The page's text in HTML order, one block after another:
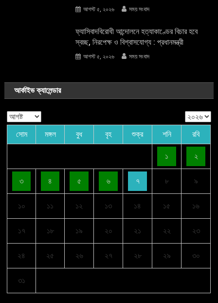
আগস্ট ৫, ২০২৬ সময় সংবাদ
ফ্যাসিবাদবিরোধী আন্দোলনে হত্যাকাণ্ডের বিচার হবে
স্বচ্ছ, নিরপেক্ষ ও বিশ্বাসযোগ্য : প্রধানমন্ত্রী
আগস্ট ৫, ২০২৬ সময় সংবাদ
আর্কাইভ ক্যালেন্ডার
সোম মঙ্গল বুধ বৃহ শুক্র শনি রবি
১ ২
৩ ৪ ৫ ৬ ৭ ৮ ৯
১০ ১১ ১২ ১৩ ১৪ ১৫ ১৬
১৭ ১৮ ১৯ ২০ ২১ ২২ ২৩
২৪ ২৫ ২৬ ২৭ ২৮ ২৯ ৩০
৩১